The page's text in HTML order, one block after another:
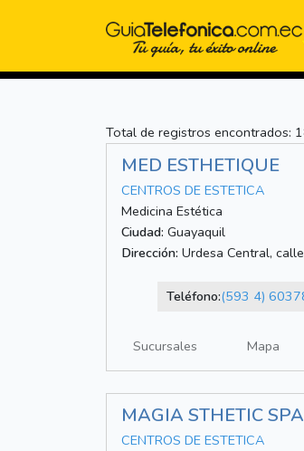
Total de registros encontrados:
MED ESTHETIQUE
CENTROS DE ESTETICA
Medicina Estética
Ciudad: Guayaquil
Dirección: Urdesa Central,
Teléfono:(593 4)
Sucursales Mapa
MAGIA STHETIC
CENTROS DE ESTETICA